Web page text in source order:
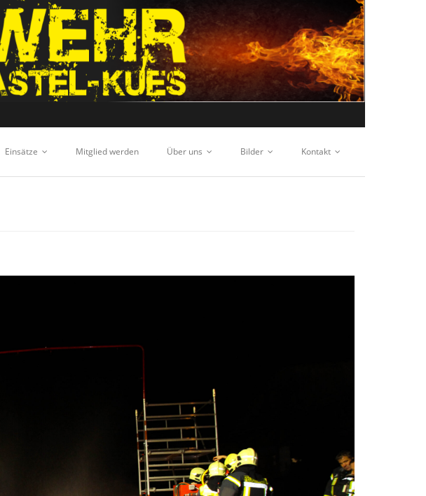
Einsätze Mitglied werden Über uns Bilder Kontakt